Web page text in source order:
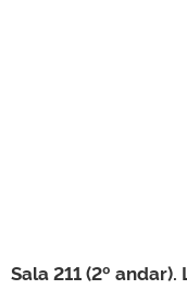
Sala 211 (2º